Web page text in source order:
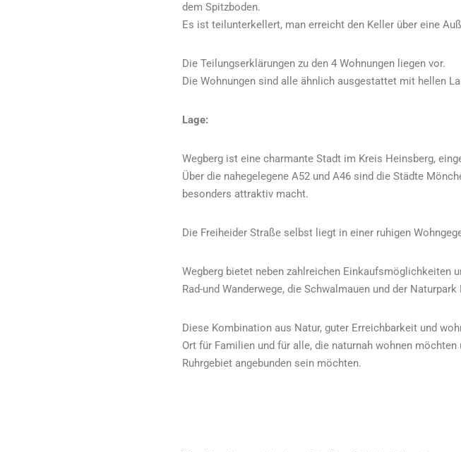
dem Spitzboden.
Es ist teilunterkellert, man erreicht den Keller über eine
Die Teilungserklärungen zu den 4 Wohnungen liegen vor.
Die Wohnungen sind alle ähnlich ausgestattet mit hellen
Lage:
Wegberg ist eine charmante Stadt im Kreis Heinsberg,
Über die nahegelegene A52 und A46 sind die Städte
besonders attraktiv macht.
Die Freiheider Straße selbst liegt in einer ruhigen
Wegberg bietet neben zahlreichen Einkaufsmöglichkeiten
Rad-und Wanderwege, die Schwalmauen und der
Diese Kombination aus Natur, guter Erreichbarkeit und
Ort für Familien und für alle, die naturnah wohnen
Ruhrgebiet angebunden sein möchten.